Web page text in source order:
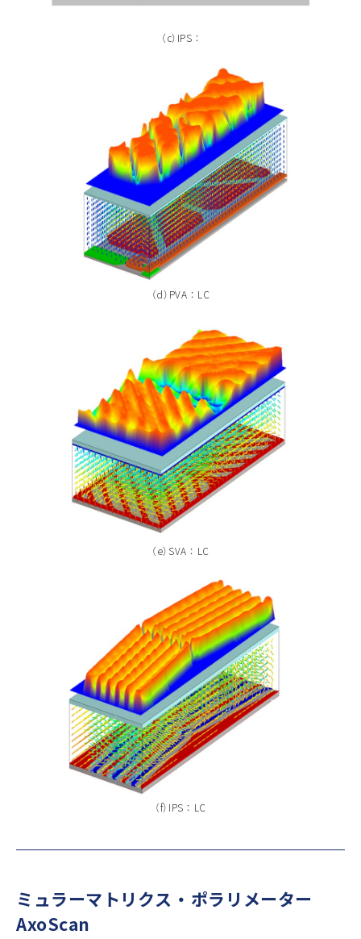
（c）IPS ：
（d）PVA ： LC
（e）SVA ： LC
（f）IPS ： LC
ミュラーマトリクス ・ ポラリメーター
AxoScan